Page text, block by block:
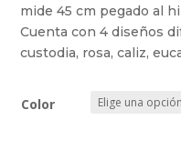
mide 45 cm pegado al
Cuenta con 4 diseños
custodia, rosa, caliz,
Color